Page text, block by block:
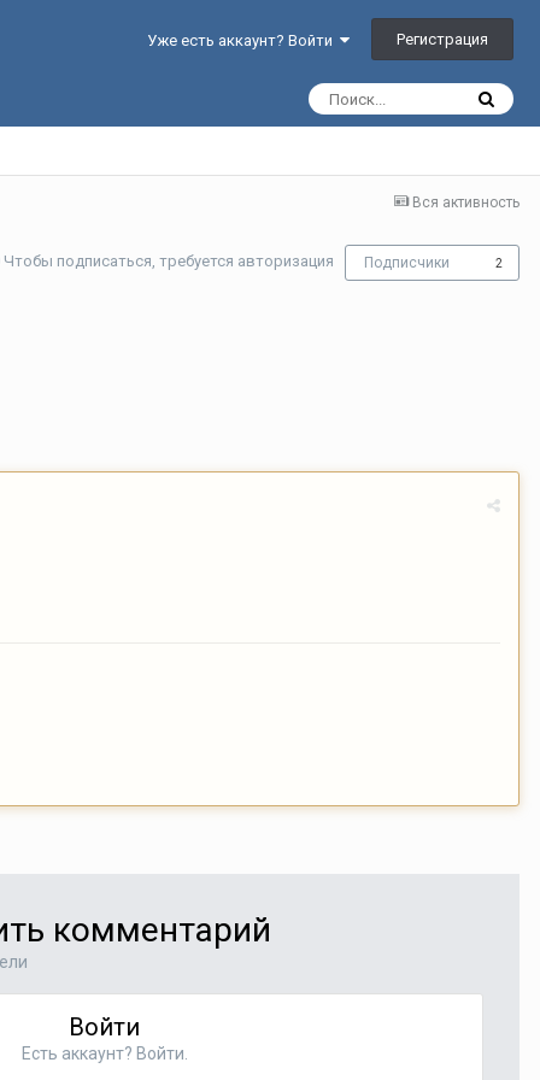
Уже есть аккаунт? Войти Регистрация
Вся активность
Чтобы подписаться, требуется авторизация Подписчики 2
комментарий
Войти
Есть аккаунт? Войти.